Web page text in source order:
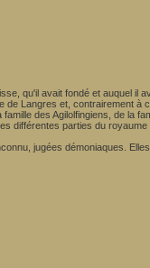
qu'il avait fondé et auquel il
Langres et, contrairement
des Agilolfingiens, de la
différentes parties du
jugées démoniaques.